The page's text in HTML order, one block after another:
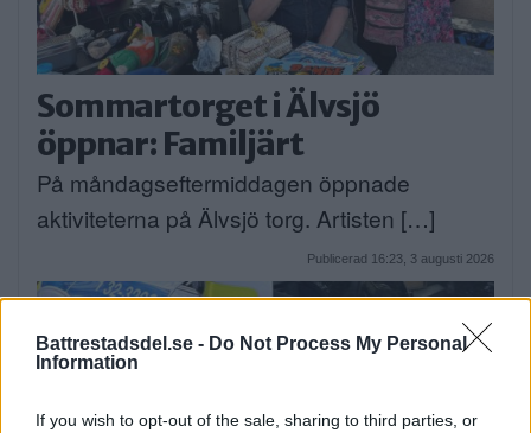
Battrestadsdel.se - Do Not Process My Personal
Information
If you wish to opt-out of the sale, sharing to third parties, or
Sommartorget i Älvsjö
öppnar: Familjärt
På måndagseftermiddagen öppnade
aktiviteterna på Älvsjö torg. Artisten […]
Publicerad 16:23, 3 augusti 2026